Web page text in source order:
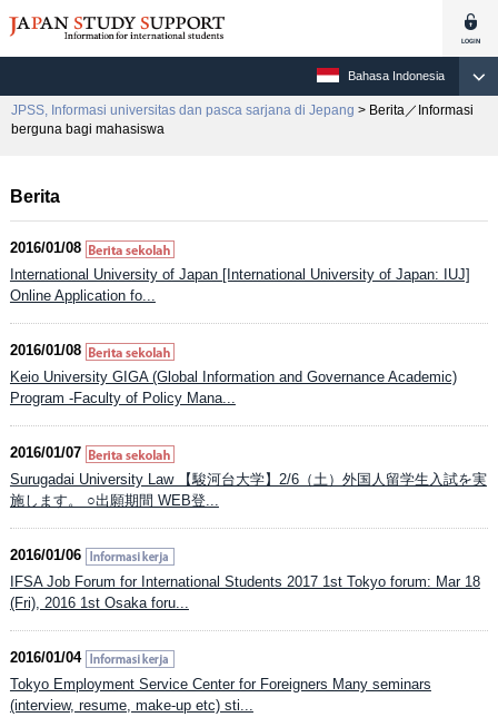
Bahasa Indonesia
JPSS, Informasi universitas dan pasca sarjana di Jepang > Berita／Informasi
berguna bagi mahasiswa
Berita
2016/01/08
International University of Japan [International University of Japan: IUJ]
Online Application fo...
2016/01/08
Keio University GIGA (Global Information and Governance Academic)
Program -Faculty of Policy Mana...
2016/01/07
Surugadai University Law 【駿河台大学】2/6（土）外国人留学生入試を実
施します。 ○出願期間 WEB登...
2016/01/06
IFSA Job Forum for International Students 2017 1st Tokyo forum: Mar 18
(Fri), 2016 1st Osaka foru...
2016/01/04
Tokyo Employment Service Center for Foreigners Many seminars
(interview, resume, make-up etc) sti...